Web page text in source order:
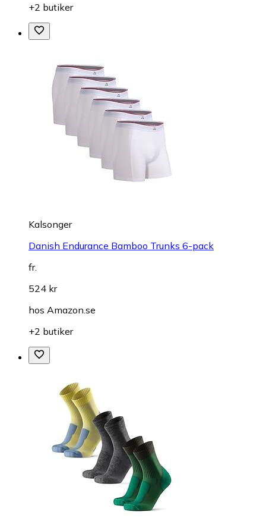
+2 butiker
Kalsonger
Danish Endurance Bamboo Trunks 6-pack
fr.
524 kr
hos Amazon.se
+2 butiker